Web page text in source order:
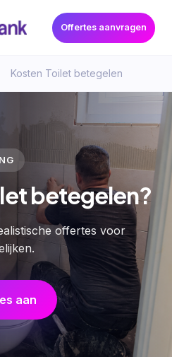
Offertes aanvragen
Kosten Toilet betegelen
betegelen?
offertes voor
aan